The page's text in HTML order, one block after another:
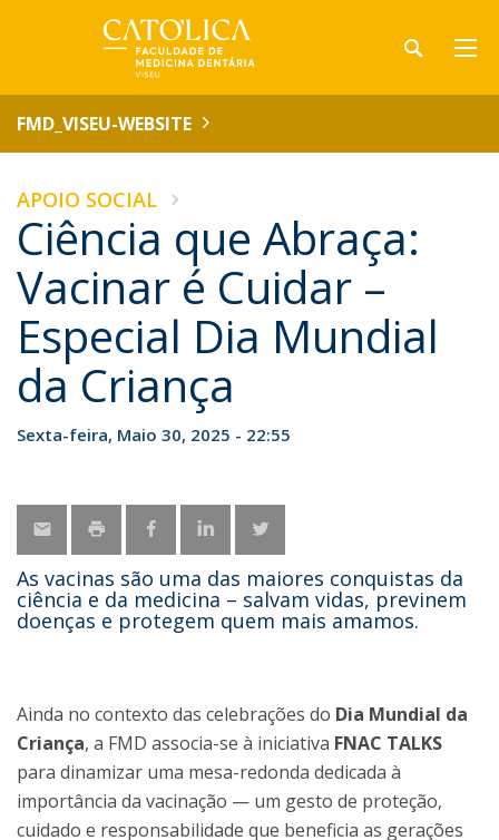
FMD_VISEU-WEBSITE
APOIO SOCIAL
Ciência que Abraça:
Vacinar é Cuidar –
Especial Dia Mundial
da Criança
Sexta-feira, Maio 30, 2025 - 22:55
As vacinas são uma das maiores conquistas da
ciência e da medicina – salvam vidas, previnem
doenças e protegem quem mais amamos.
Ainda no contexto das celebrações do Dia Mundial da
Criança, a FMD associa-se à iniciativa FNAC TALKS
para dinamizar uma mesa-redonda dedicada à
importância da vacinação — um gesto de proteção,
cuidado e responsabilidade que beneficia as gerações